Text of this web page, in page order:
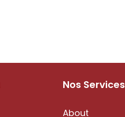
Nos Services
About